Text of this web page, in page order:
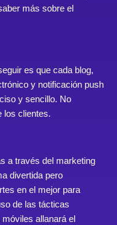
más sobre el
es que cada blog,
y notificación push
y sencillo. No
los clientes.
a través del marketing
divertida pero
en el mejor para
de las tácticas
allanará el